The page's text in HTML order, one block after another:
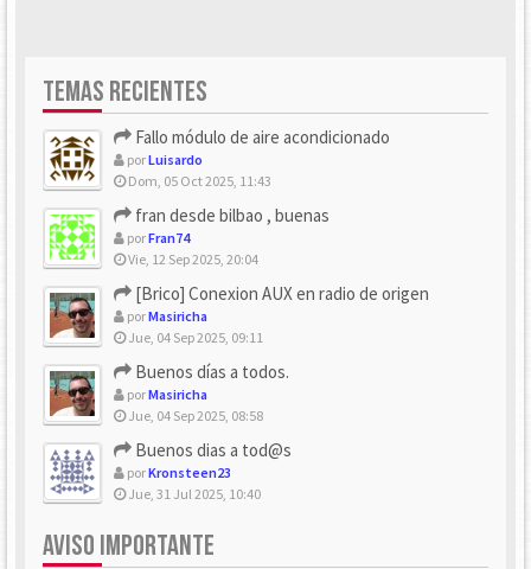
TEMAS RECIENTES
Fallo módulo de aire acondicionado
porLuisardo
Dom, 05 Oct 2025, 11:43
fran desde bilbao , buenas
porFran74
Vie, 12 Sep 2025, 20:04
[Brico] Conexion AUX en radio de origen
porMasiricha
Jue, 04 Sep 2025, 09:11
Buenos días a todos.
porMasiricha
Jue, 04 Sep 2025, 08:58
Buenos dias a tod@s
porKronsteen23
Jue, 31 Jul 2025, 10:40
AVISO IMPORTANTE